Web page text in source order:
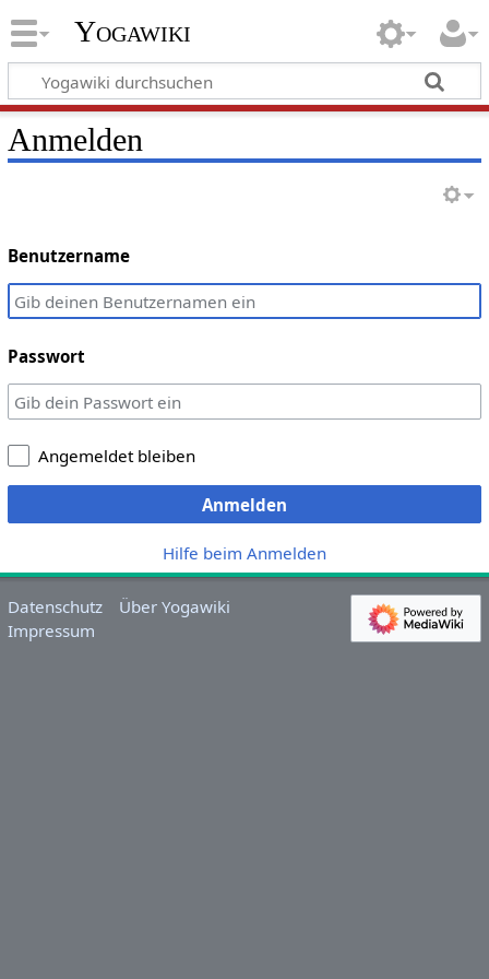
Yogawiki
Anmelden
Benutzername
Passwort
Angemeldet bleiben
Anmelden
Hilfe beim Anmelden
Datenschutz
Über Yogawiki
Impressum